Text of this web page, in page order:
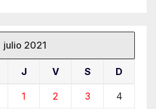
julio 2021
J V S D
1 2 3 4